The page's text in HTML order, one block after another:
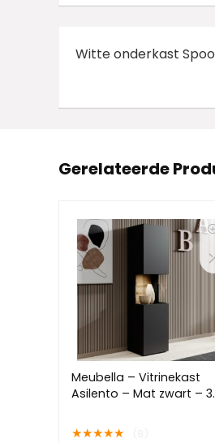
Witte onderkast
Gerelateerde
Meubella – Vitrinekast
Asilento – Mat zwart –
★★★★★